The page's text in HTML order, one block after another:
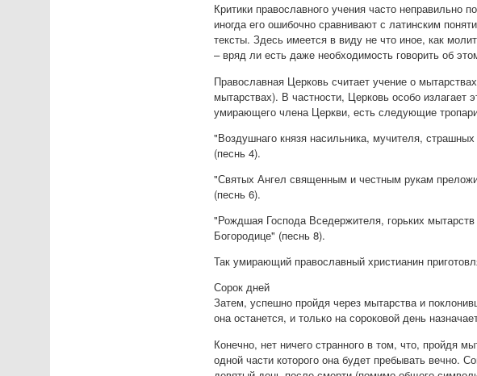
Критики православного учения часто
иногда его ошибочно сравнивают с латинским
тексты. Здесь имеется в виду не что иное, как
– вряд ли есть даже необходимость говорить об
Православная Церковь считает учение о
мытарствах). В частности, Церковь особо
умирающего члена Церкви, есть следующие
"Воздушнаго князя насильника, мучителя,
(песнь 4).
"Святых Ангел священным и честным рукам
(песнь 6).
"Рождшая Господа Вседержителя, горьких
Богородице" (песнь 8).
Так умирающий православный христианин
Сорок дней
Затем, успешно пройдя через мытарства и
она останется, и только на сороковой день
Конечно, нет ничего странного в том, что, пройдя
одной части которого она будет пребывать вечно.